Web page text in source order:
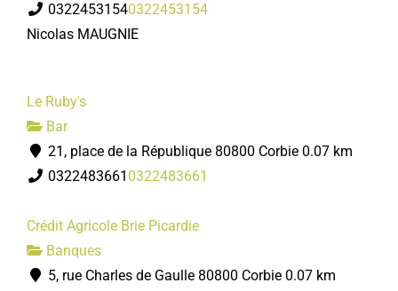
03224531540322453154
Nicolas MAUGNIE
Le Ruby's
Bar
21, place de la République 80800 Corbie 0.07 km
0322483661 0322483661
Crédit Agricole Brie Picardie
Banques
5, rue Charles de Gaulle 80800 Corbie 0.07 km